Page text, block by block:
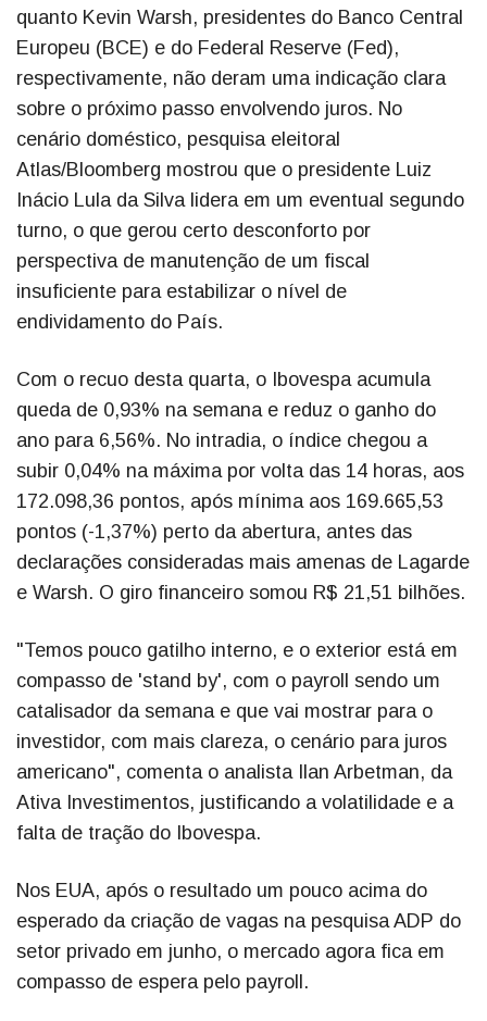
quanto Kevin Warsh, presidentes do Banco Central
Europeu (BCE) e do Federal Reserve (Fed),
respectivamente, não deram uma indicação clara
sobre o próximo passo envolvendo juros. No
cenário doméstico, pesquisa eleitoral
Atlas/Bloomberg mostrou que o presidente Luiz
Inácio Lula da Silva lidera em um eventual segundo
turno, o que gerou certo desconforto por
perspectiva de manutenção de um fiscal
insuficiente para estabilizar o nível de
endividamento do País.
Com o recuo desta quarta, o Ibovespa acumula
queda de 0,93% na semana e reduz o ganho do
ano para 6,56%. No intradia, o índice chegou a
subir 0,04% na máxima por volta das 14 horas, aos
172.098,36 pontos, após mínima aos 169.665,53
pontos (-1,37%) perto da abertura, antes das
declarações consideradas mais amenas de Lagarde
e Warsh. O giro financeiro somou R$ 21,51 bilhões.
"Temos pouco gatilho interno, e o exterior está em
compasso de 'stand by', com o payroll sendo um
catalisador da semana e que vai mostrar para o
investidor, com mais clareza, o cenário para juros
americano", comenta o analista Ilan Arbetman, da
Ativa Investimentos, justificando a volatilidade e a
falta de tração do Ibovespa.
Nos EUA, após o resultado um pouco acima do
esperado da criação de vagas na pesquisa ADP do
setor privado em junho, o mercado agora fica em
compasso de espera pelo payroll.